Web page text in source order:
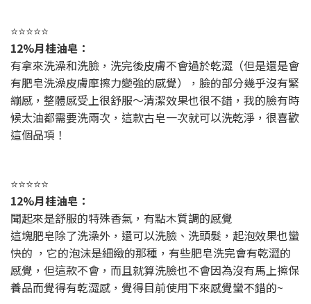
⭐⭐⭐⭐⭐
12%月桂油皂：
有拿來洗澡和洗臉，洗完後皮膚不會過於乾澀（但是還是會
有肥皂洗澡皮膚摩擦力變強的感覺），臉的部分幾乎沒有緊
繃感，整體感受上很舒服～清潔效果也很不錯，我的臉有時
候太油都需要洗兩次，這款古皂一次就可以洗乾淨，很喜歡
這個品項！
⭐⭐⭐⭐⭐
12%月桂油皂：
聞起來是舒服的特殊香氣，有點木質調的感覺
這塊肥皂除了洗澡外，還可以洗臉、洗頭髮，起泡效果也蠻
快的 ，它的泡沫是細緻的那種，有些肥皂洗完會有乾澀的
感覺，但這款不會，而且就算洗臉也不會因為沒有馬上擦保
養品而覺得有乾澀感，覺得目前使用下來感覺蠻不錯的~